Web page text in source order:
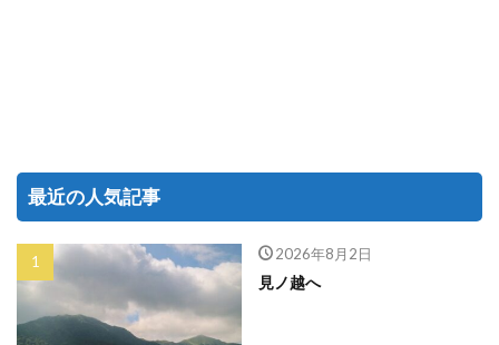
最近の人気記事
2026年8月2日
見ノ越へ